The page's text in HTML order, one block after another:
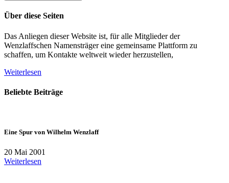
Über diese Seiten
Das Anliegen dieser Website ist, für alle Mitglieder der
Wenzlaffschen Namensträger eine gemeinsame Plattform zu
schaffen, um Kontakte weltweit wieder herzustellen,
Weiterlesen
Beliebte Beiträge
Eine Spur von Wilhelm Wenzlaff
20 Mai 2001
Weiterlesen